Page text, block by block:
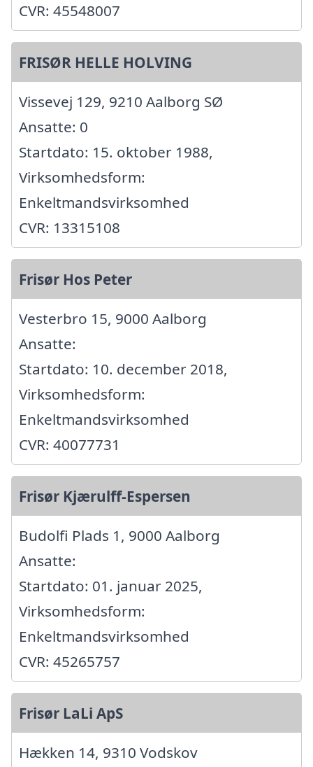
CVR: 45548007
FRISØR HELLE HOLVING
Vissevej 129, 9210 Aalborg SØ
Ansatte: 0
Startdato: 15. oktober 1988,
Virksomhedsform:
Enkeltmandsvirksomhed
CVR: 13315108
Frisør Hos Peter
Vesterbro 15, 9000 Aalborg
Ansatte:
Startdato: 10. december 2018,
Virksomhedsform:
Enkeltmandsvirksomhed
CVR: 40077731
Frisør Kjærulff-Espersen
Budolfi Plads 1, 9000 Aalborg
Ansatte:
Startdato: 01. januar 2025,
Virksomhedsform:
Enkeltmandsvirksomhed
CVR: 45265757
Frisør LaLi ApS
Hækken 14, 9310 Vodskov